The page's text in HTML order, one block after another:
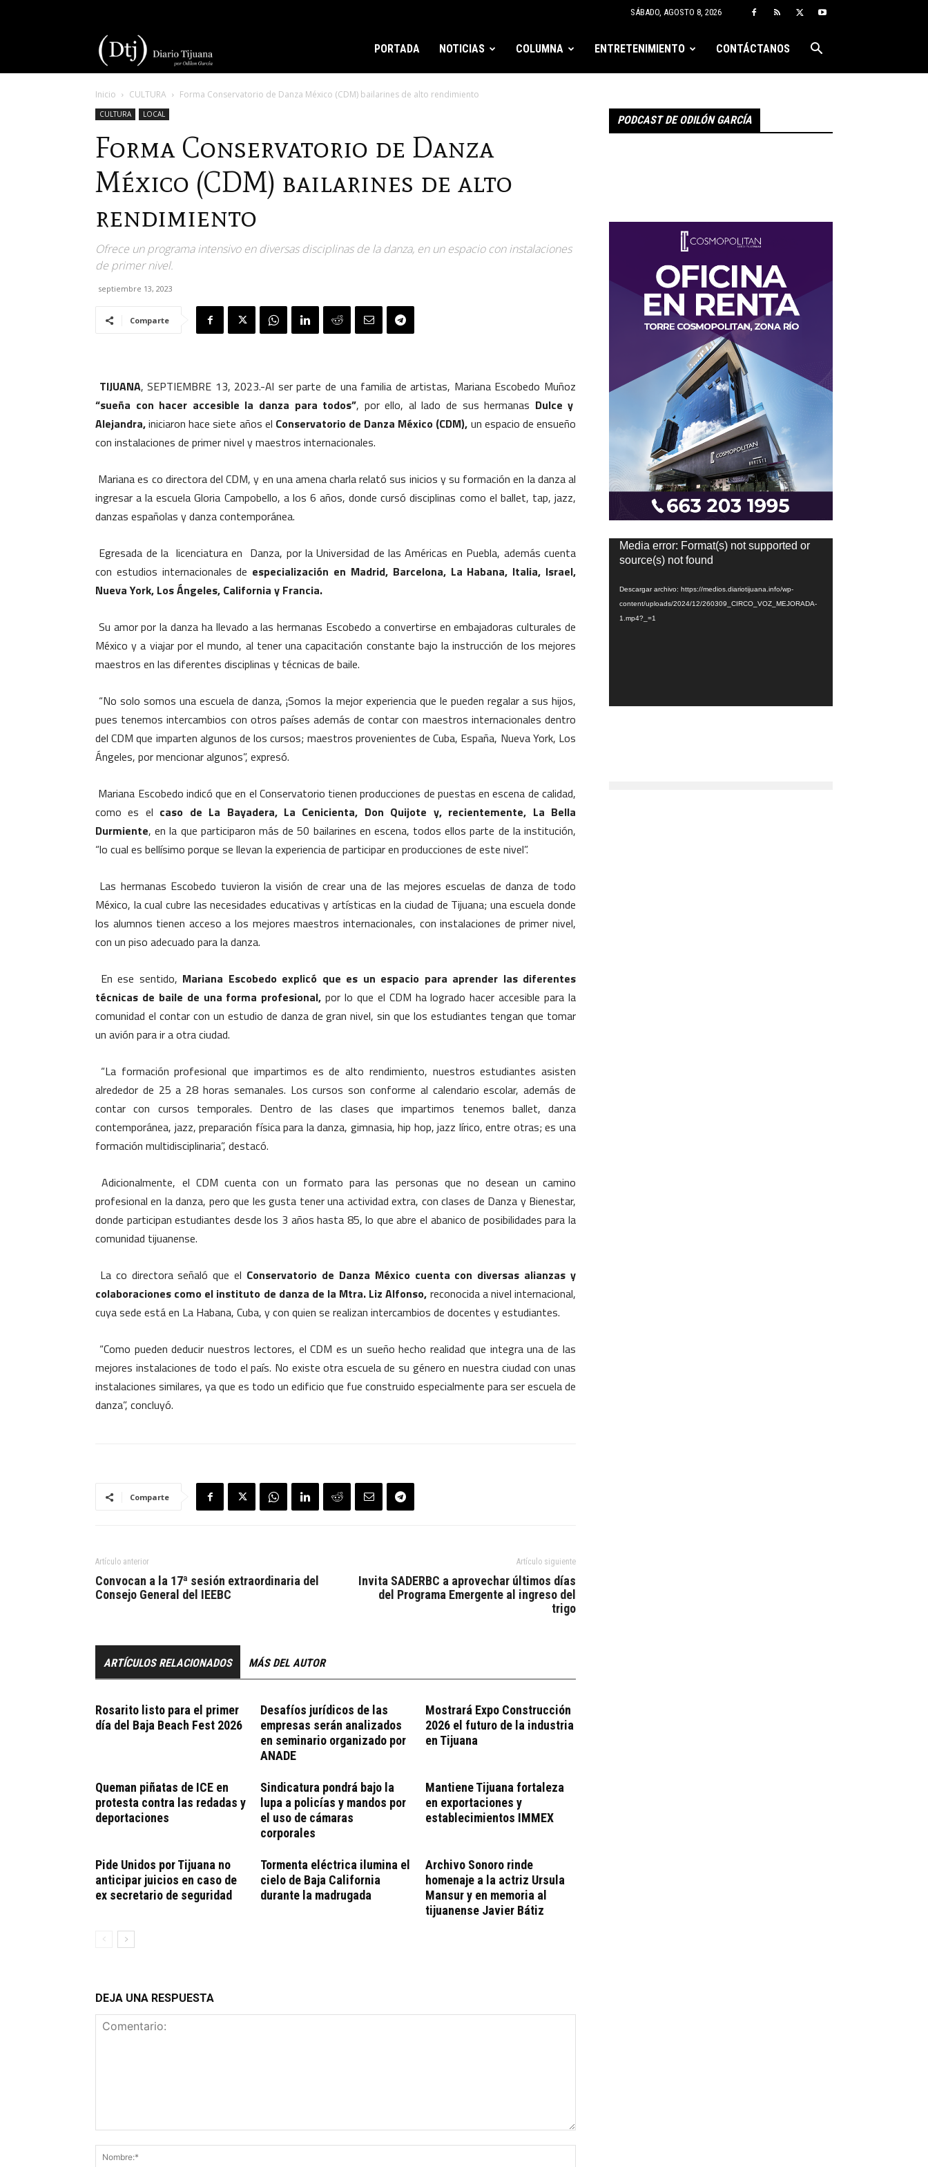
SÁBADO, AGOSTO 8, 2026
Tijuana
PORTADA NOTICIAS COLUMNA ENTRETENIMIENTO CONTÁCTANOS
Inicio CULTURA Forma Conservatorio de Danza México (CDM) bailarines de alto rendimiento
CULTURA LOCAL
Forma Conservatorio de Danza
México (CDM) bailarines de alto
rendimiento
Ofrece un programa intensivo en diversas disciplinas de la danza, en un espacio con instalaciones
de primer nivel.
septiembre 13, 2023
Comparte
TIJUANA, SEPTIEMBRE 13, 2023.-Al ser parte de una familia de artistas, Mariana Escobedo Muñoz
“sueña con hacer accesible la danza para todos”, por ello, al lado de sus hermanas Dulce y
Alejandra,iniciaron hace siete años el Conservatorio de Danza México (CDM), un espacio de ensueño
con instalaciones de primer nivel y maestros internacionales.
Mariana es co directora del CDM, y en una amena charla relató sus inicios y su formación en la danza al
ingresar a la escuela Gloria Campobello, a los 6 años, donde cursó disciplinas como el ballet, tap, jazz,
danzas españolas y danza contemporánea.
Egresada de la licenciatura en Danza, por la Universidad de las Américas en Puebla, además cuenta
con estudios internacionales de especialización en Madrid, Barcelona, La Habana, Italia, Israel,
Nueva York, Los Ángeles, California y Francia.
Su amor por la danza ha llevado a las hermanas Escobedo a convertirse en embajadoras culturales de
México y a viajar por el mundo, al tener una capacitación constante bajo la instrucción de los mejores
maestros en las diferentes disciplinas y técnicas de baile.
“No solo somos una escuela de danza, ¡Somos la mejor experiencia que le pueden regalar a sus hijos,
pues tenemos intercambios con otros países además de contar con maestros internacionales dentro
del CDM que imparten algunos de los cursos; maestros provenientes de Cuba, España, Nueva York, Los
Ángeles, por mencionar algunos”, expresó.
Mariana Escobedo indicó que en el Conservatorio tienen producciones de puestas en escena de calidad,
como es el caso de La Bayadera, La Cenicienta, Don Quijote y, recientemente, La Bella
Durmiente, en la que participaron más de 50 bailarines en escena, todos ellos parte de la institución,
“lo cual es bellísimo porque se llevan la experiencia de participar en producciones de este nivel”.
Las hermanas Escobedo tuvieron la visión de crear una de las mejores escuelas de danza de todo
México, la cual cubre las necesidades educativas y artísticas en la ciudad de Tijuana; una escuela donde
los alumnos tienen acceso a los mejores maestros internacionales, con instalaciones de primer nivel,
con un piso adecuado para la danza.
En ese sentido, Mariana Escobedo explicó que es un espacio para aprender las diferentes
técnicas de baile de una forma profesional, por lo que el CDM ha logrado hacer accesible para la
comunidad el contar con un estudio de danza de gran nivel, sin que los estudiantes tengan que tomar
un avión para ir a otra ciudad.
“La formación profesional que impartimos es de alto rendimiento, nuestros estudiantes asisten
alrededor de 25 a 28 horas semanales. Los cursos son conforme al calendario escolar, además de
contar con cursos temporales. Dentro de las clases que impartimos tenemos ballet, danza
contemporánea, jazz, preparación física para la danza, gimnasia, hip hop, jazz lírico, entre otras; es una
formación multidisciplinaria”, destacó.
Adicionalmente, el CDM cuenta con un formato para las personas que no desean un camino
profesional en la danza, pero que les gusta tener una actividad extra, con clases de Danza y Bienestar,
donde participan estudiantes desde los 3 años hasta 85, lo que abre el abanico de posibilidades para la
comunidad tijuanense.
La co directora señaló que el Conservatorio de Danza México cuenta con diversas alianzas y
colaboraciones como el instituto de danza de la Mtra. Liz Alfonso, reconocida a nivel internacional,
cuya sede está en La Habana, Cuba, y con quien se realizan intercambios de docentes y estudiantes.
“Como pueden deducir nuestros lectores, el CDM es un sueño hecho realidad que integra una de las
mejores instalaciones de todo el país. No existe otra escuela de su género en nuestra ciudad con unas
instalaciones similares, ya que es todo un edificio que fue construido especialmente para ser escuela de
danza”, concluyó.
Comparte
Artículo anterior
Convocan a la 17ª sesión extraordinaria del
Consejo General del IEEBC
Artículo siguiente
Invita SADERBC a aprovechar últimos días
del Programa Emergente al ingreso del
trigo
ARTÍCULOS RELACIONADOS MÁS DEL AUTOR
Rosarito listo para el primer
día del Baja Beach Fest 2026
Desafíos jurídicos de las
empresas serán analizados
en seminario organizado por
ANADE
Mostrará Expo Construcción
2026 el futuro de la industria
en Tijuana
Queman piñatas de ICE en
protesta contra las redadas y
deportaciones
Sindicatura pondrá bajo la
lupa a policías y mandos por
el uso de cámaras
corporales
Mantiene Tijuana fortaleza
en exportaciones y
establecimientos IMMEX
Pide Unidos por Tijuana no
anticipar juicios en caso de
ex secretario de seguridad
Tormenta eléctrica ilumina el
cielo de Baja California
durante la madrugada
Archivo Sonoro rinde
homenaje a la actriz Ursula
Mansur y en memoria al
tijuanense Javier Bátiz
DEJA UNA RESPUESTA
PODCAST DE ODILÓN GARCÍA
Reproductor
de
Media error: Format(s) not supported or
source(s) not found
Descargar archivo: https://medios.diariotijuana.info/wp-
content/uploads/2024/12/260309_CIRCO_VOZ_MEJORADA-
1.mp4?_=1